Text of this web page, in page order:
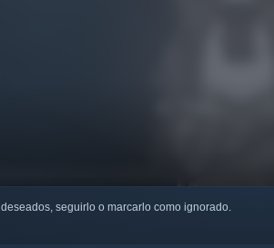
seguirlo o marcarlo como ignorado.